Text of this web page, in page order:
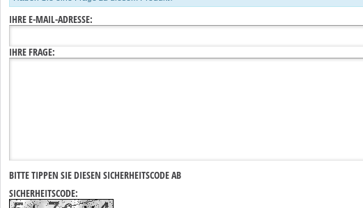
IHRE E-MAIL-ADRESSE:
IHRE FRAGE:
BITTE TIPPEN SIE DIESEN SICHERHEITSCODE AB
SICHERHEITSCODE: